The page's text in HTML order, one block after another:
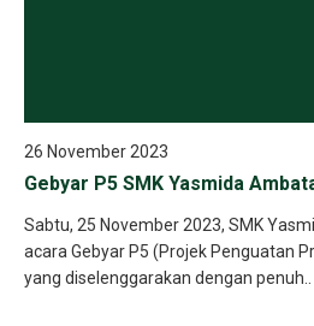
26 November 2023
Gebyar P5 SMK Yasmida
Sabtu, 25 November 2023, SMK
acara Gebyar P5 (Projek Penguatan
yang diselenggarakan dengan penuh..